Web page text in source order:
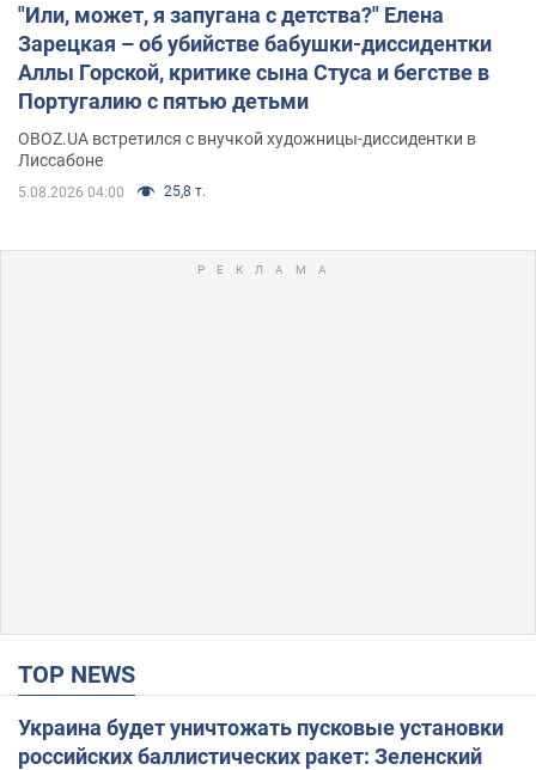
"Или, может, я запугана с детства?" Елена
Зарецкая – об убийстве бабушки-диссидентки
Аллы Горской, критике сына Стуса и бегстве в
Португалию с пятью детьми
OBOZ.UA встретился с внучкой художницы-диссидентки в
Лиссабоне
5.08.2026 04:00 25,8 т.
TOP NEWS
Украина будет уничтожать пусковые установки
российских баллистических ракет: Зеленский